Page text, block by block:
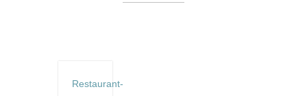
Restaurant-